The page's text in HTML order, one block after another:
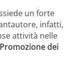
un forte
infatti,
attività nelle
dei